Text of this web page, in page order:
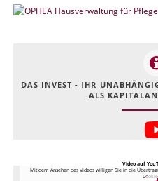
DAS INVEST - IHR
ALS
Video auf
Mit dem Ansehen des Videos willigen Sie in die